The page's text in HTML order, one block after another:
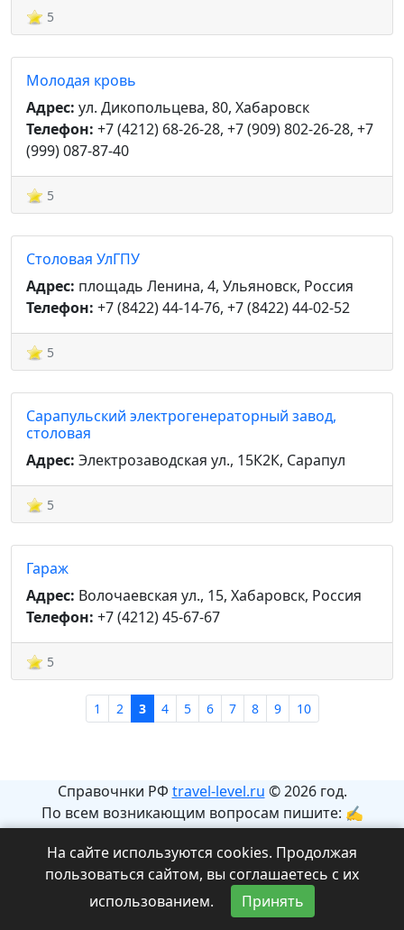
5
Молодая кровь
Адрес: ул. Дикопольцева, 80, Хабаровск
Телефон: +7 (4212) 68-26-28, +7 (909) 802-26-28, +7
(999) 087-87-40
5
Столовая УлГПУ
Адрес: площадь Ленина, 4, Ульяновск, Россия
Телефон: +7 (8422) 44-14-76, +7 (8422) 44-02-52
5
Сарапульский электрогенераторный завод,
столовая
Адрес: Электрозаводская ул., 15К2К, Сарапул
5
Гараж
Адрес: Волочаевская ул., 15, Хабаровск, Россия
Телефон: +7 (4212) 45-67-67
5
1 2 3 4 5 6 7 8 9 10
Справочнки РФ travel-level.ru © 2026 год.
По всем возникающим вопросам пишите: ✍
info@travel-level.ru
На сайте может содержаться информация с
ограничениями 12+.
На сайте используются cookies. Продолжая
пользоваться сайтом, вы соглашаетесь с их
использованием.
Принять